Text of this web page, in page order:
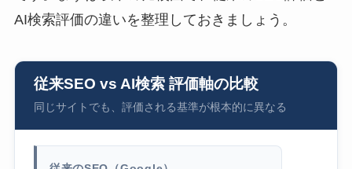
AI検索評価の違いを整理しておきましょう。
従来SEO vs AI検索 評価軸の比較
同じサイトでも、評価される基準が根本的に異なる